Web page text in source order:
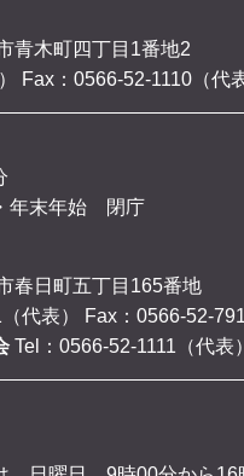
青木町四丁目1番地2
Fax：0566-52-1110（代
年末年始 閉庁
春日町五丁目165番地
代表）
Fax：0566-52-
Tel：0566-52-1111（代表）